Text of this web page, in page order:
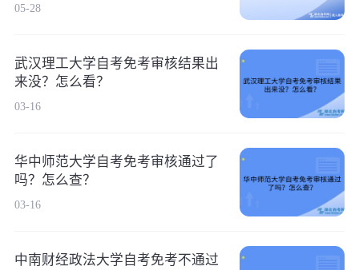
05-28
武汉理工大学自考免考审核结果出
来没？怎么看？
03-16
华中师范大学自考免考审核通过了
吗？怎么查？
03-16
中南财经政法大学自考免考不通过